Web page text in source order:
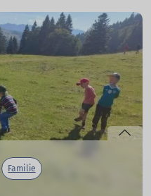
Sonntag die Gelegenheit
zu genießen. Dazu
des DAV Gangkofen
Familie